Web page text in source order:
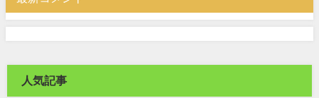
人気記事